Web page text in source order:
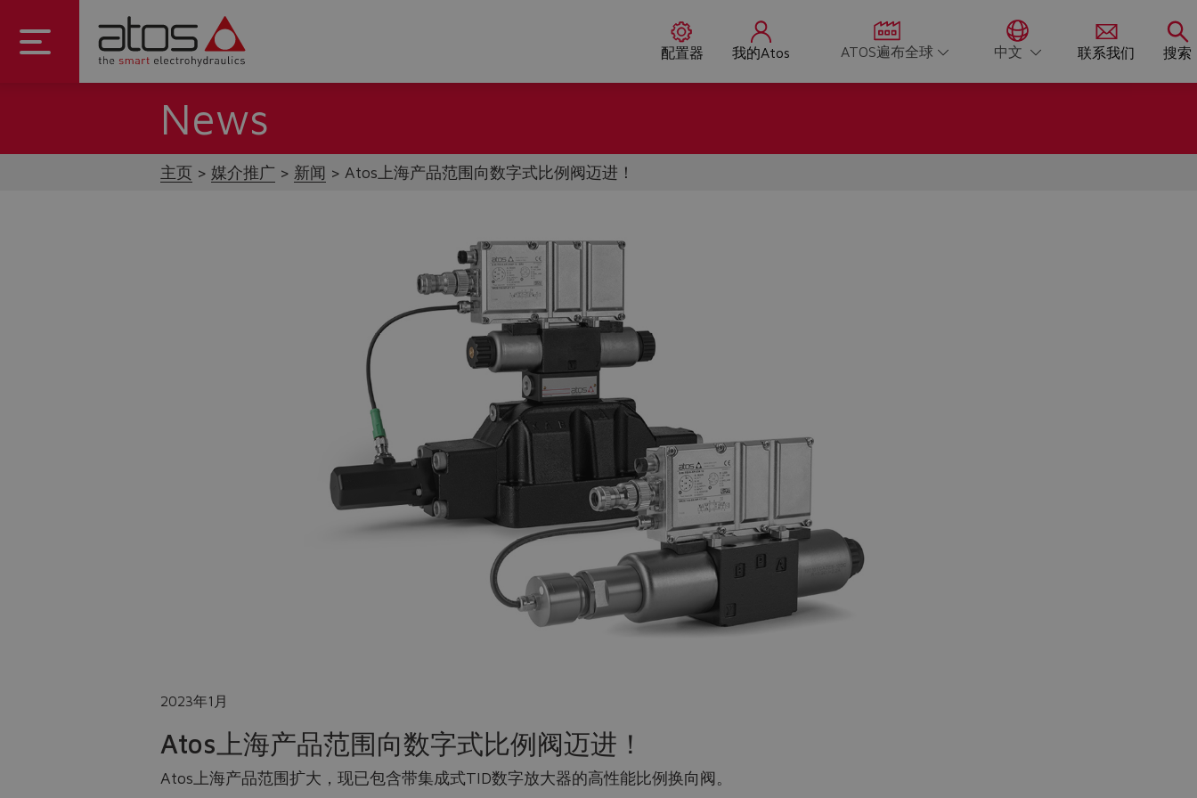
配置器 我的Atos ATOS遍布全球 中文 联系我们 搜索
Do you want to leave the configurator?
The running selection will be lost.
Yes No
News
主页 媒介推广 新闻 Atos上海产品范围向数字式比例阀迈进！
2023年1月
Atos上海产品范围向数字式比例阀迈进！
Atos上海产品范围扩大，现已包含带集成式TID数字放大器的高性能比例换向阀。